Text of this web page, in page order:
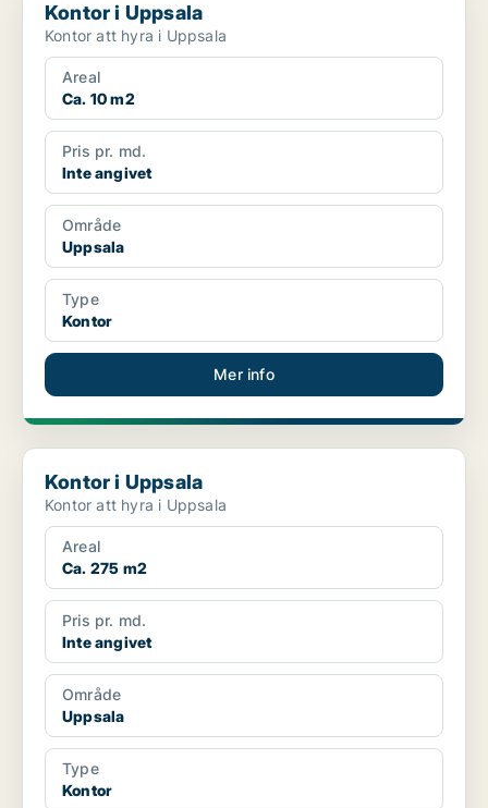
Kontor i Uppsala
Kontor att hyra i Uppsala
Areal
Ca. 10 m2
Pris pr. md.
Inte angivet
Område
Uppsala
Type
Kontor
Mer info
Kontor i Uppsala
Kontor i Uppsala
Kontor att hyra i Uppsala
Areal
Ca. 275 m2
Pris pr. md.
Inte angivet
Område
Uppsala
Type
Kontor